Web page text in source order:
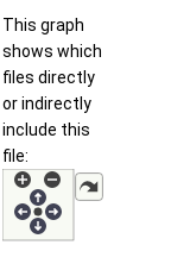
This graph
shows which
files directly
or indirectly
include this
file: